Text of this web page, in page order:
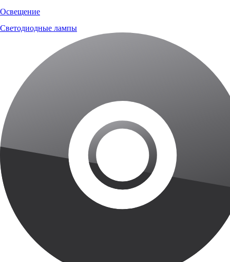
Освещение
Светодиодные лампы